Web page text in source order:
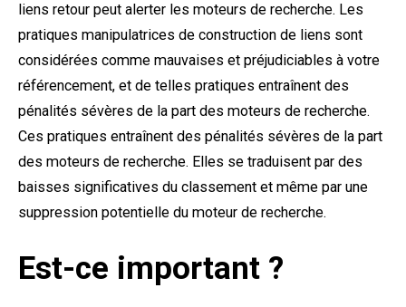
liens retour peut alerter les moteurs de recherche. Les
pratiques manipulatrices de construction de liens sont
considérées comme mauvaises et préjudiciables à votre
référencement, et de telles pratiques entraînent des
pénalités sévères de la part des moteurs de recherche.
Ces pratiques entraînent des pénalités sévères de la part
des moteurs de recherche. Elles se traduisent par des
baisses significatives du classement et même par une
suppression potentielle du moteur de recherche.
Est-ce important ?